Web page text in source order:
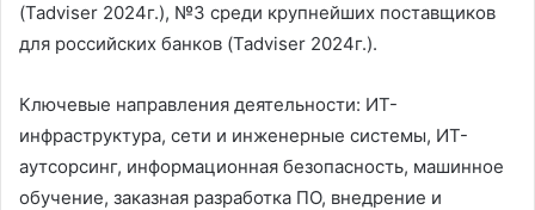
(Tadviser 2024г.), №3 среди крупнейших поставщиков
для российских банков (Tadviser 2024г.).
Ключевые направления деятельности: ИТ-
инфраструктура, сети и инженерные системы, ИТ-
аутсорсинг, информационная безопасность, машинное
обучение, заказная разработка ПО, внедрение и